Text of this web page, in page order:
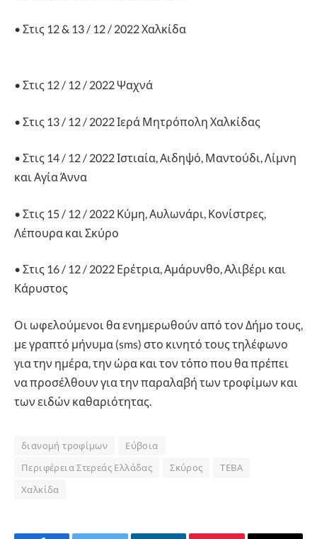
• Στις 12 & 13 / 12 / 2022 Χαλκίδα
• Στις 12 / 12 / 2022 Ψαχνά
• Στις 13 / 12 / 2022 Ιερά Μητρόπολη Χαλκίδας
• Στις 14 / 12 / 2022 Ιστιαία, Αιδηψό, Μαντούδι, Λίμνη
και Αγία Άννα
• Στις 15 / 12 / 2022 Κύμη, Αυλωνάρι, Κονίστρες,
Λέπουρα και Σκύρο
• Στις 16 / 12 / 2022 Ερέτρια, Αμάρυνθο, Αλιβέρι και
Κάρυστος
Οι ωφελούμενοι θα ενημερωθούν από τον Δήμο τους,
με γραπτό μήνυμα (sms) στο κινητό τους τηλέφωνο
για την ημέρα, την ώρα και τον τόπο που θα πρέπει
να προσέλθουν για την παραλαβή των τροφίμων και
των ειδών καθαριότητας.
διανομή τροφίμων
Εύβοια
Περιφέρεια Στερεάς Ελλάδας
Σκύρος
ΤΕΒΑ
Χαλκίδα